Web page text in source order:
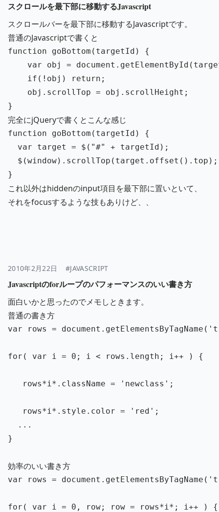
スクロールを最下部に移動するJavascript
スクロールバーを最下部に移動するJavascriptです。
普通のJavascriptで書くと
function goBottom ( targetId )
{
var
obj = document . getElementById (
if ( ! obj ) return ;
obj . scrollTop = obj . scrollHeight ;
}
完全にjQueryで書くとこんな感じ
function goBottom ( targetId )
{
var
target = $ ( "#" + targetId );
$ (window). scrollTop ( target . offset (). top );
}
これ以外はhiddenのinput項目を最下部に置いといて、
それをfocusするような技もありけど、、
2010年2月22日 #JAVASCRIPT
Javascriptのforループのパフォーマンスのいい書き方
面白いかと思ったのでメモしときます。
普通の書き方
var rows = document . getElementsByTagName ( '
for ( var i = 0 ; i < rows . length ; i++ ) {
rows*i* . className = ' newclass ' ;
rows*i* . style . color = ' red ' ;
...
}
効率のいい書き方
var rows = document . getElementsByTagName ( '
for ( var i = 0 , row; row = rows*i* ; i++ ) {